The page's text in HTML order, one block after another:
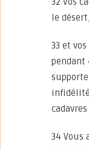
le désert,
33 et
pendant
34 Vous